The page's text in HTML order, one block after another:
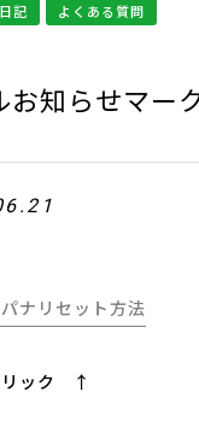
記 よくある質問
お知らせマー
ナリセット方法
リック ↑